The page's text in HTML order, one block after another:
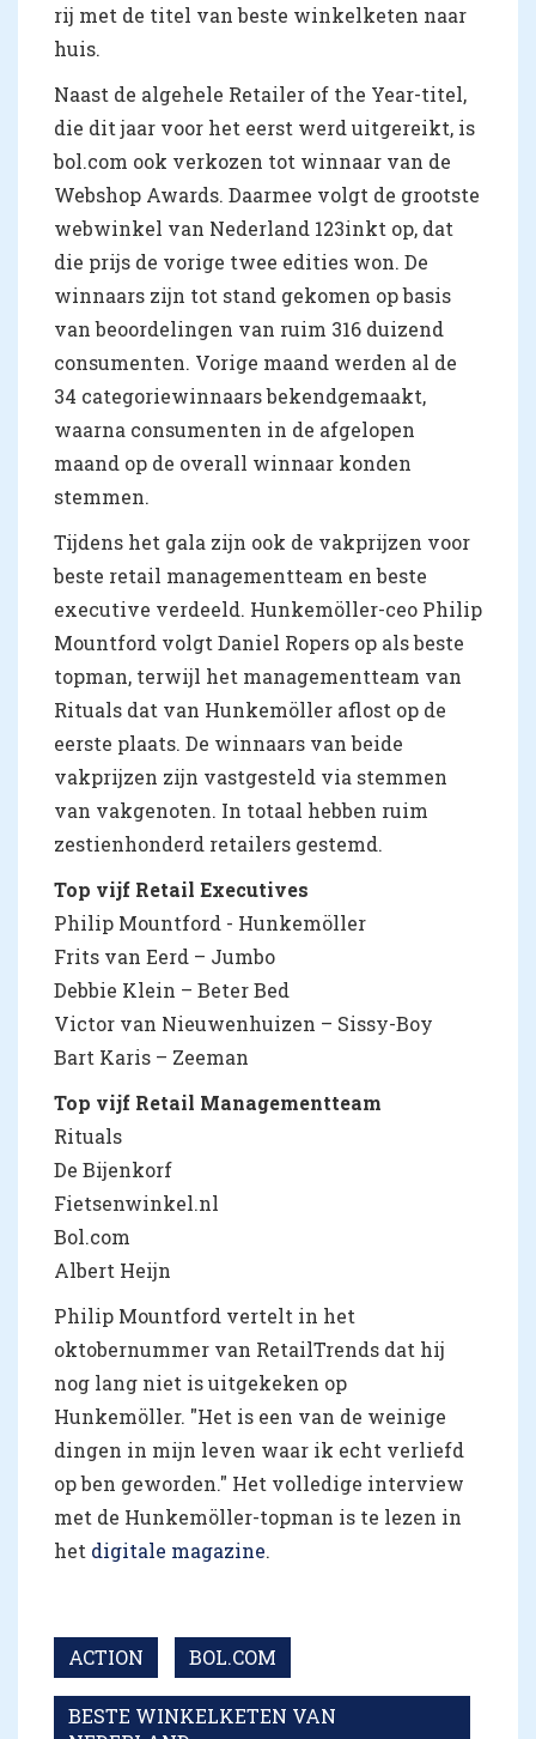
rij met de titel van beste winkelketen naar
huis.
Naast de algehele Retailer of the Year-titel,
die dit jaar voor het eerst werd uitgereikt, is
bol.com ook verkozen tot winnaar van de
Webshop Awards. Daarmee volgt de grootste
webwinkel van Nederland 123inkt op, dat
die prijs de vorige twee edities won. De
winnaars zijn tot stand gekomen op basis
van beoordelingen van ruim 316 duizend
consumenten. Vorige maand werden al de
34 categoriewinnaars bekendgemaakt,
waarna consumenten in de afgelopen
maand op de overall winnaar konden
stemmen.
Tijdens het gala zijn ook de vakprijzen voor
beste retail managementteam en beste
executive verdeeld. Hunkemöller-ceo Philip
Mountford volgt Daniel Ropers op als beste
topman, terwijl het managementteam van
Rituals dat van Hunkemöller aflost op de
eerste plaats. De winnaars van beide
vakprijzen zijn vastgesteld via stemmen
van vakgenoten. In totaal hebben ruim
zestienhonderd retailers gestemd.
Top vijf Retail Executives
Philip Mountford - Hunkemöller
Frits van Eerd – Jumbo
Debbie Klein – Beter Bed
Victor van Nieuwenhuizen – Sissy-Boy
Bart Karis – Zeeman
Top vijf Retail Managementteam
Rituals
De Bijenkorf
Fietsenwinkel.nl
Bol.com
Albert Heijn
Philip Mountford vertelt in het
oktobernummer van RetailTrends dat hij
nog lang niet is uitgekeken op
Hunkemöller. "Het is een van de weinige
dingen in mijn leven waar ik echt verliefd
op ben geworden." Het volledige interview
met de Hunkemöller-topman is te lezen in
het digitale magazine.
ACTION BOL.COM
BESTE WINKELKETEN VAN